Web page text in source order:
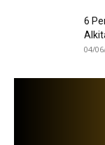
6
04/